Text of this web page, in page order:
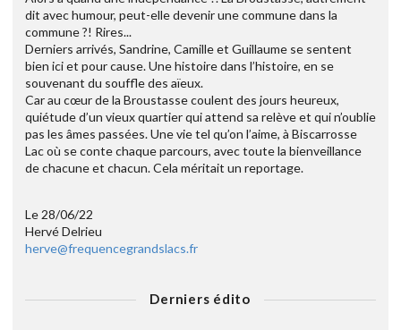
dit avec humour, peut-elle devenir une commune dans la
commune ?! Rires...
Derniers arrivés, Sandrine, Camille et Guillaume se sentent
bien ici et pour cause. Une histoire dans l’histoire, en se
souvenant du souffle des aïeux.
Car au cœur de la Broustasse coulent des jours heureux,
quiétude d’un vieux quartier qui attend sa relève et qui n’oublie
pas les âmes passées. Une vie tel qu’on l’aime, à Biscarrosse
Lac où se conte chaque parcours, avec toute la bienveillance
de chacune et chacun. Cela méritait un reportage.
Le 28/06/22
Hervé Delrieu
herve@frequencegrandslacs.fr
Derniers édito